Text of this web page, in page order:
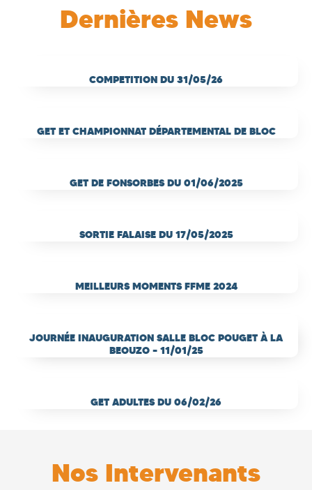
Dernières News
COMPETITION DU 31/05/26
GET ET CHAMPIONNAT DÉPARTEMENTAL DE BLOC
GET DE FONSORBES DU 01/06/2025
SORTIE FALAISE DU 17/05/2025
MEILLEURS MOMENTS FFME 2024
JOURNÉE INAUGURATION SALLE BLOC POUGET À LA
BEOUZO – 11/01/25
GET ADULTES DU 06/02/26
Nos Intervenants